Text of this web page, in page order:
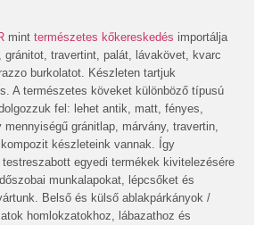
mint természetes kőkereskedés importálja
gránitot, travertint, palát, lávakövet, kvarc
burkolatot. Készleten tartjuk
A természetes köveket különböző típusú
fel: lehet antik, matt, fényes,
gránitlap, márvány, travertin,
készleteink vannak. Így
testreszabott egyedi termékek kivitelezésére
munkalapokat, lépcsőket és
Belső és külső ablakpárkányok /
homlokzatokhoz, lábazathoz és